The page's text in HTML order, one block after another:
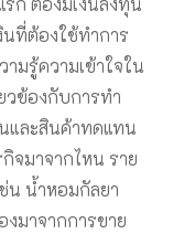
นที่ต้องใช้ทำการ
มรู้ความเข้าใจใน
วข้องกับการทำ
และสินค้าทดแทน
จมาจากไหน ราย
น น้ำหอมกัลยา
งมาจากการขาย